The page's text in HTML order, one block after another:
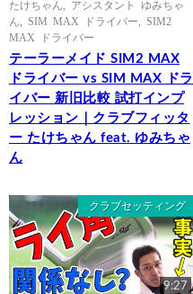
たけちゃん
アシスタント ゆみちゃ
ん
SIM MAX ドライバー
SIM2
MAX ドライバー
テーラーメイド SIM2 MAX
ドライバー vs SIM MAX ドラ
イバー 新旧比較 試打インプ
レッション｜クラブフィッタ
ー たけちゃん feat. ゆみちゃ
ん
クラブセッティング
9:27